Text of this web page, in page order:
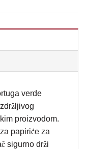
verde
proizvodom.
papiriće za
sigurno drži